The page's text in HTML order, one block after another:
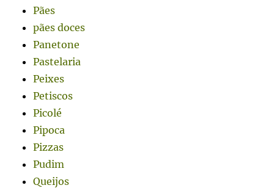
Pães
pães doces
Panetone
Pastelaria
Peixes
Petiscos
Picolé
Pipoca
Pizzas
Pudim
Queijos